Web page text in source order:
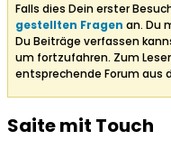
Falls dies Dein erster
gestellten Fragen an. Du
Du Beiträge verfassen
um fortzufahren. Zum
entsprechende Forum aus
Saite mit Touch